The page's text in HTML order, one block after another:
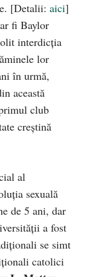
[Detalii: aici]
fi Baylor
interdicţia
lor
în urmă,
această
club
creştină
al
sexuală
de 5 ani, dar
a fost
se simt
catolici